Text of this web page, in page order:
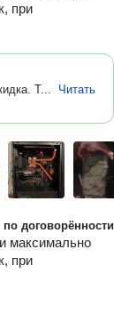
при
Т...
Читать
по договорённости
максимально
при